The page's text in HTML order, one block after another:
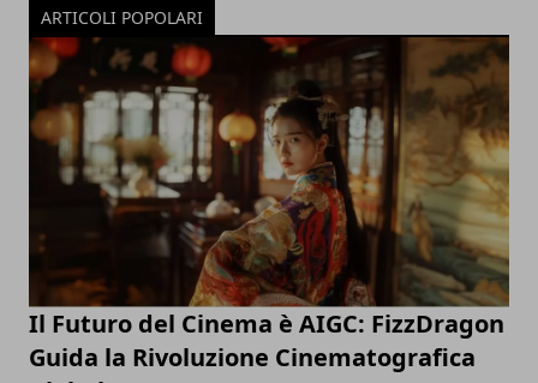
ARTICOLI POPOLARI
Il Futuro del Cinema è AIGC: FizzDragon
Guida la Rivoluzione Cinematografica